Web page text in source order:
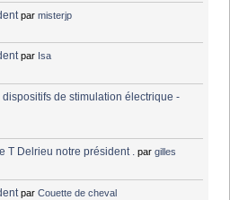
parmisterjp
par Isa
de stimulation électrique -
T Delrieu notre président . pargilles
parCouette de cheval